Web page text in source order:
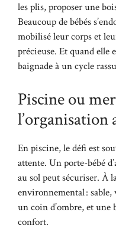
les plis, proposer une
Beaucoup de bébés
mobilisé leur corps et
précieuse. Et quand elle
baignade à un cycle
Piscine ou
En piscine, le défi est
attente. Un porte-bébé
au sol peut sécuriser. À
environnemental :
un coin d’ombre, et une
confort.